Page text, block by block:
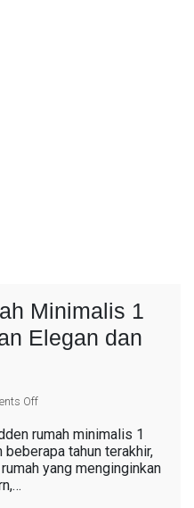
Minimalis 1
Elegan dan
Off
rumah minimalis 1
tahun terakhir,
yang menginginkan